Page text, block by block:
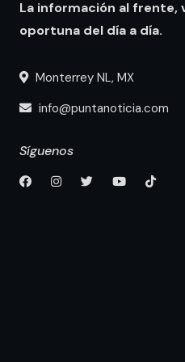
La información al frente,
oportuna del día a día.
Monterrey NL, MX
info@puntanoticia.com
Síguenos